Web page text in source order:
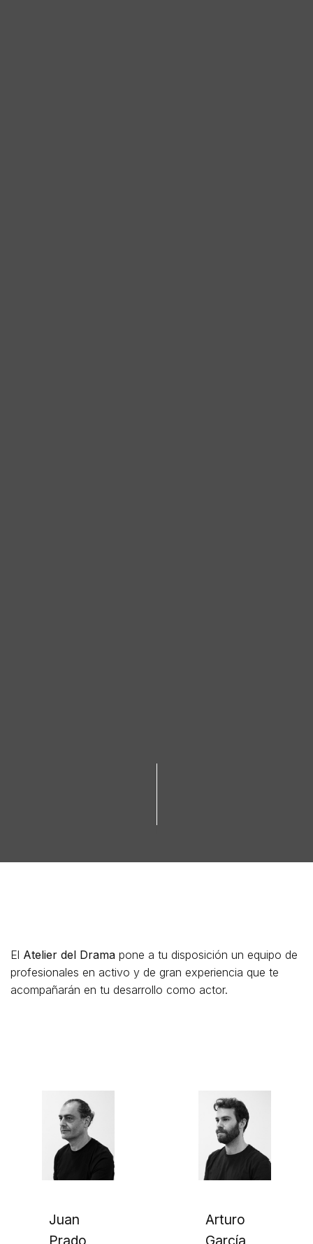
El Atelier del Drama pone a tu disposición un equipo de
profesionales en activo y de gran experiencia que te
acompañarán en tu desarrollo como actor.
Juan
Prado
Arturo
García